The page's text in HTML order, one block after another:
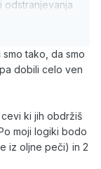
odstranjevanja
imate vse
želje po
mojstrov v
na KO,
nadaljevanju
tako, da smo
dobili celo ven
ki jih obdržiš
moji logiki bodo
iz oljne peči) in 2